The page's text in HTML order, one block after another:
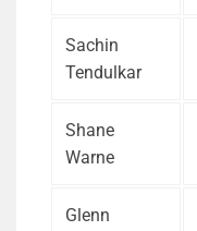
Sachin
Tendulkar
Shane
Warne
Glenn